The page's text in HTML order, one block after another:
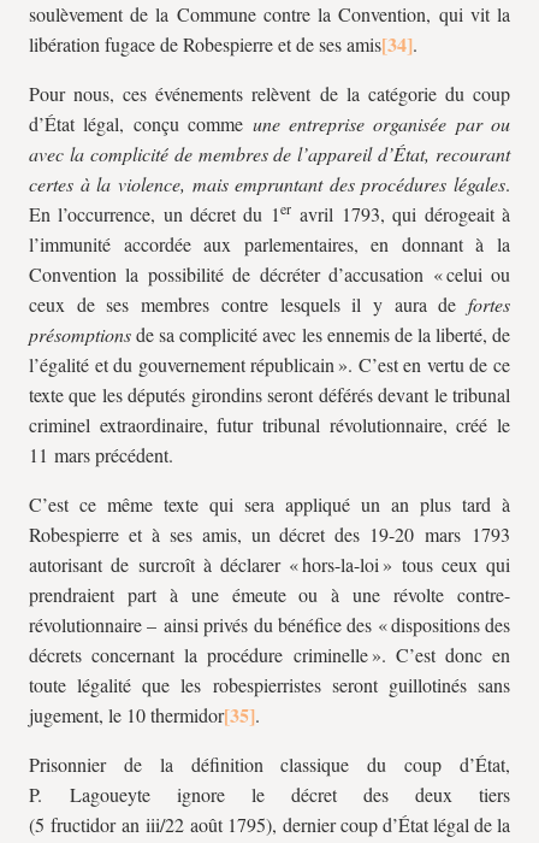
soulèvement de la Commune contre la Convention, qui vit la
libération fugace de Robespierre et de ses amis
.
Pour nous, ces événements relèvent de la catégorie du coup
d’État légal, conçu comme une entreprise organisée par ou
avec la complicité de membres de l’appareil d’État, recourant
certes à la violence, mais empruntant des procédures légales.
En l’occurrence, un décret du 1eravril 1793, qui dérogeait à
l’immunité accordée aux parlementaires, en donnant à la
Convention la possibilité de décréter d’accusation « celui ou
ceux de ses membres contre lesquels il y aura de fortes
présomptionsde sa complicité avec les ennemis de la liberté, de
l’égalité et du gouvernement républicain ». C’est en vertu de ce
texte que les députés girondins seront déférés devant le tribunal
criminel extraordinaire, futur tribunal révolutionnaire, créé le
11 mars précédent.
C’est ce même texte qui sera appliqué un an plus tard à
Robespierre et à ses amis, un décret des 19-20 mars 1793
autorisant de surcroît à déclarer « hors-la-loi » tous ceux qui
prendraient part à une émeute ou à une révolte contre-
révolutionnaire – ainsi privés du bénéfice des « dispositions des
décrets concernant la procédure criminelle ». C’est donc en
toute légalité que les robespierristes seront guillotinés sans
jugement, le 10 thermidor
.
Prisonnier de la définition classique du coup d’État,
P. Lagoueyte ignore le décret des deux tiers
(5 fructidor aniii/22 août 1795), dernier coup d’État légal de la